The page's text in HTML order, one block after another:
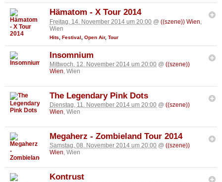
Hämatom - X Tour 2014
Freitag, 14. November 2014 um 20:00 @ ((szene)) Wien
Wien
Hits Festival Open Air, Tour
Insomnium
Mittwoch, 12. November 2014 um 20:00 @ ((szene))
Wien, Wien
The Legendary Pink Dots
Dienstag, 11. November 2014 um 20:00 @ ((szene))
Wien, Wien
Megaherz - Zombieland Tour 2014
Samstag, 08. November 2014 um 20:00 @ ((szene))
Wien, Wien
Kontrust